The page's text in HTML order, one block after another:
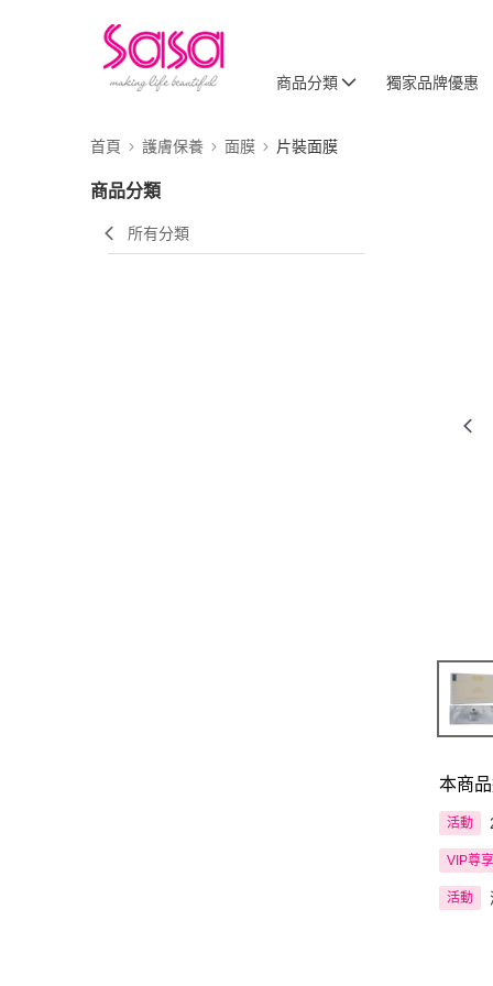
商品分類 獨家品牌優惠
首頁 護膚保養 面膜 片裝面膜
商品分類
所有分類
本商
活動
VIP尊享
活動